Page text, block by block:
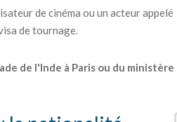
de cinéma ou un acteur appelé
de tournage.
de l'Inde à Paris ou du ministère